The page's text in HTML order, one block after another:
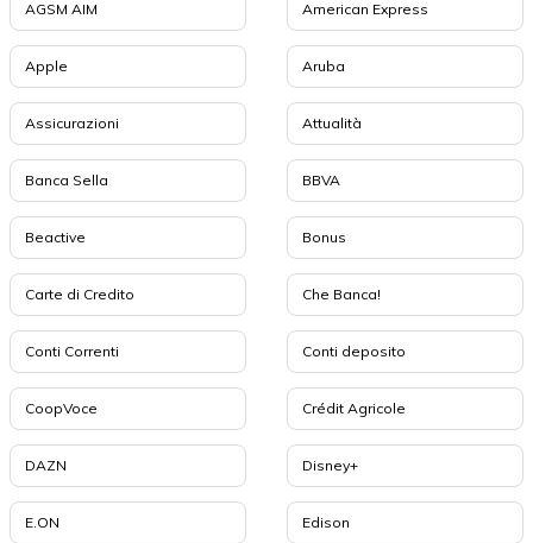
AGSM AIM American Express
Apple Aruba
Assicurazioni Attualità
Banca Sella BBVA
Beactive Bonus
Carte di Credito Che Banca!
Conti Correnti Conti deposito
CoopVoce Crédit Agricole
DAZN Disney+
E.ON Edison